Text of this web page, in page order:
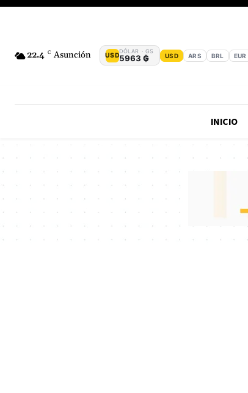
22.4 C Asunción USD
DÓLAR · GS
5963 ₲ USD ARS BRL EUR
INICIO